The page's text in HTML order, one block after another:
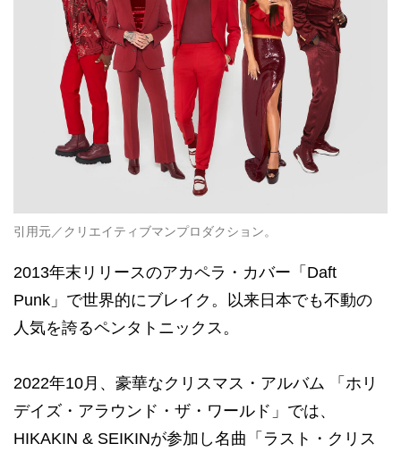
引用元／クリエイティブマンプロダクション。
2013年末リリースのアカペラ・カバー「Daft
Punk」で世界的にブレイク。以来日本でも不動の
人気を誇るペンタトニックス。
2022年10月、豪華なクリスマス・アルバム 「ホリ
デイズ・アラウンド・ザ・ワールド」では、
HIKAKIN & SEIKINが参加し名曲「ラスト・クリス